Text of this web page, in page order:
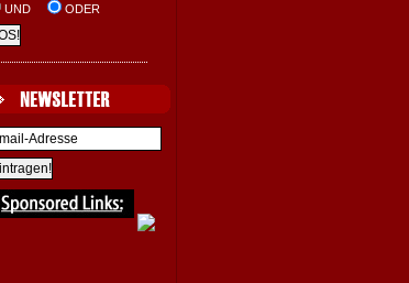
UND ODER